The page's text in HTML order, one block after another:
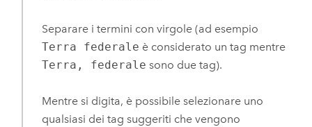
Separare i termini con virgole (ad esempio
Terra federale è considerato un tag mentre
Terra, federale sono due tag).
Mentre si digita, è possibile selezionare uno
qualsiasi dei tag suggeriti che vengono